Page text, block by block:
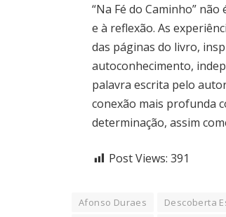
“Na Fé do Caminho”
e à reflexão. As
das páginas do livro,
autoconhecimento,
palavra escrita pelo
conexão mais profunda
determinação, assim
Post Views: 391
Afonso Duraes Descoberta